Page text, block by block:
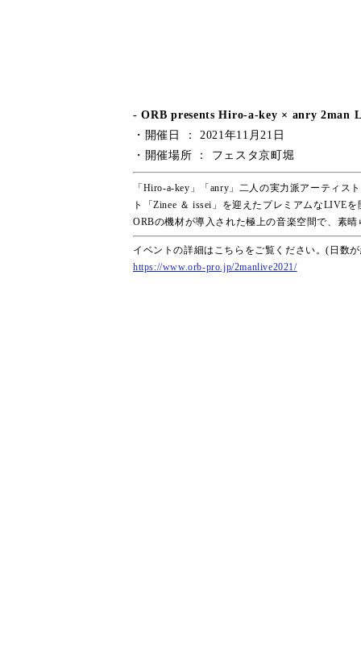
- ORB presents Hiro-a-key × anry 2man
・開催日 ： 2021年11月21日
・開催場所 ： フェスタ京町堀
「Hiro-a-key」「anry」二人の実力派アーティス
ト「Zinee ＆ issei」を迎えたプレミアムなLIVE
ORBの機材が導入された極上の音楽空間で、素
イベントの詳細はこちらをご覧ください。(日数
https://www.orb-pro.jp/2manlive2021/